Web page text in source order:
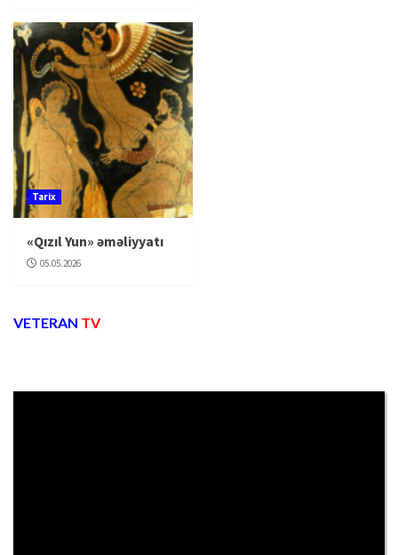
Tarix
«Qızıl Yun» əməliyyatı
05.05.2026
VETERAN TV